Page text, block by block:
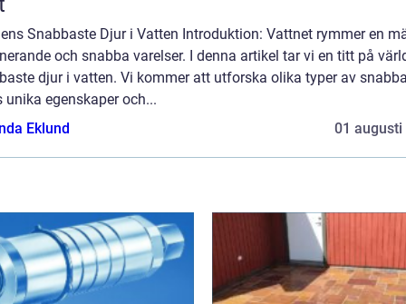
Snabbaste Djur i Vatten Introduktion: Vattnet rymmer en
och snabba varelser. I denna artikel tar vi en titt på
djur i vatten. Vi kommer att utforska olika typer av
unika egenskaper och...
Eklund
01 augusti